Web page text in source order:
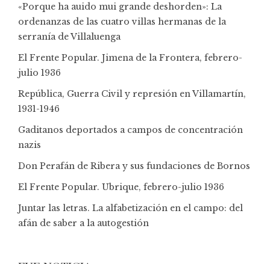
«Porque ha auido mui grande deshorden»: La
ordenanzas de las cuatro villas hermanas de la
serranía de Villaluenga
El Frente Popular. Jimena de la Frontera, febrero-
julio 1936
República, Guerra Civil y represión en Villamartín,
1931-1946
Gaditanos deportados a campos de concentración
nazis
Don Perafán de Ribera y sus fundaciones de Bornos
El Frente Popular. Ubrique, febrero-julio 1936
Juntar las letras. La alfabetización en el campo: del
afán de saber a la autogestión